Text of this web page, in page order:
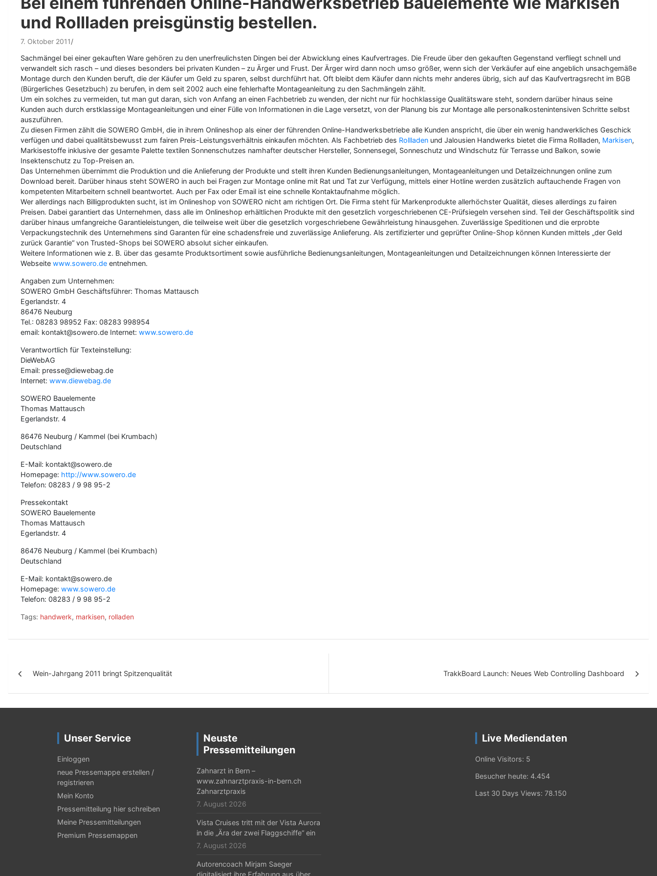
und Rollladen preisgünstig bestellen.
7. Oktober 2011
Sachmängel bei einer gekauften Ware gehören zu den unerfreulichsten Dingen bei der Abwicklung eines Kaufvertrages. Die Freude über den gekauften Gegenstand verfliegt schnell und
verwandelt sich rasch – und dieses besonders bei privaten Kunden – zu Ärger und Frust. Der Ärger wird dann noch umso größer, wenn sich der Verkäufer auf eine angeblich unsachgemäße
Montage durch den Kunden beruft, die der Käufer um Geld zu sparen, selbst durchführt hat. Oft bleibt dem Käufer dann nichts mehr anderes übrig, sich auf das Kaufvertragsrecht im BGB
(Bürgerliches Gesetzbuch) zu berufen, in dem seit 2002 auch eine fehlerhafte Montageanleitung zu den Sachmängeln zählt.
Um ein solches zu vermeiden, tut man gut daran, sich von Anfang an einen Fachbetrieb zu wenden, der nicht nur für hochklassige Qualitätsware steht, sondern darüber hinaus seine
Kunden auch durch erstklassige Montageanleitungen und einer Fülle von Informationen in die Lage versetzt, von der Planung bis zur Montage alle personalkostenintensiven Schritte selbst
auszuführen.
Zu diesen Firmen zählt die SOWERO GmbH, die in ihrem Onlineshop als einer der führenden Online-Handwerksbetriebe alle Kunden anspricht, die über ein wenig handwerkliches Geschick
verfügen und dabei qualitätsbewusst zum fairen Preis-Leistungsverhältnis einkaufen möchten. Als Fachbetrieb des Rollladen und Jalousien Handwerks bietet die Firma Rollladen, Markisen,
Markisestoffe inklusive der gesamte Palette textilen Sonnenschutzes namhafter deutscher Hersteller, Sonnensegel, Sonneschutz und Windschutz für Terrasse und Balkon, sowie
Insektenschutz zu Top-Preisen an.
Das Unternehmen übernimmt die Produktion und die Anlieferung der Produkte und stellt ihren Kunden Bedienungsanleitungen, Montageanleitungen und Detailzeichnungen online zum
Download bereit. Darüber hinaus steht SOWERO in auch bei Fragen zur Montage online mit Rat und Tat zur Verfügung, mittels einer Hotline werden zusätzlich auftauchende Fragen von
kompetenten Mitarbeitern schnell beantwortet. Auch per Fax oder Email ist eine schnelle Kontaktaufnahme möglich.
Wer allerdings nach Billigprodukten sucht, ist im Onlineshop von SOWERO nicht am richtigen Ort. Die Firma steht für Markenprodukte allerhöchster Qualität, dieses allerdings zu fairen
Preisen. Dabei garantiert das Unternehmen, dass alle im Onlineshop erhältlichen Produkte mit den gesetzlich vorgeschriebenen CE-Prüfsiegeln versehen sind. Teil der Geschäftspolitik sind
darüber hinaus umfangreiche Garantieleistungen, die teilweise weit über die gesetzlich vorgeschriebene Gewährleistung hinausgehen. Zuverlässige Speditionen und die erprobte
Verpackungstechnik des Unternehmens sind Garanten für eine schadensfreie und zuverlässige Anlieferung. Als zertifizierter und geprüfter Online-Shop können Kunden mittels „der Geld
zurück Garantie“ von Trusted-Shops bei SOWERO absolut sicher einkaufen.
Weitere Informationen wie z. B. über das gesamte Produktsortiment sowie ausführliche Bedienungsanleitungen, Montageanleitungen und Detailzeichnungen können Interessierte der
Webseite www.sowero.de entnehmen.
Angaben zum Unternehmen:
SOWERO GmbH Geschäftsführer: Thomas Mattausch
Egerlandstr. 4
86476 Neuburg
Tel.: 08283 98952 Fax: 08283 998954
email: kontakt@sowero.de Internet: www.sowero.de
Verantwortlich für Texteinstellung:
DieWebAG
Email: presse@diewebag.de
Internet: www.diewebag.de
SOWERO Bauelemente
Thomas Mattausch
Egerlandstr. 4
86476 Neuburg / Kammel (bei Krumbach)
Deutschland
E-Mail: kontakt@sowero.de
Homepage: http://www.sowero.de
Telefon: 08283 / 9 98 95-2
Pressekontakt
SOWERO Bauelemente
Thomas Mattausch
Egerlandstr. 4
86476 Neuburg / Kammel (bei Krumbach)
Deutschland
E-Mail: kontakt@sowero.de
Homepage: www.sowero.de
Telefon: 08283 / 9 98 95-2
Tags: handwerk, markisen, rolladen
i
t
Wein-Jahrgang 2011 bringt Spitzenqualität TrakkBoard Launch: Neues Web Controlling Dashboard
Unser Service
Einloggen
neue Pressemappe erstellen /
registrieren
Mein Konto
Pressemitteilung hier schreiben
Meine Pressemitteilungen
Premium Pressemappen
Neuste
Pressemitteilungen
Zahnarzt in Bern –
www.zahnarztpraxis-in-bern.ch
Zahnarztpraxis
7. August 2026
Vista Cruises tritt mit der Vista Aurora
in die „Ära der zwei Flaggschiffe“ ein
7. August 2026
Autorencoach Mirjam Saeger
digitalisiert ihre Erfahrung aus über
Live Mediendaten
Online Visitors: 5
Besucher heute: 4.454
Last 30 Days Views: 78.150